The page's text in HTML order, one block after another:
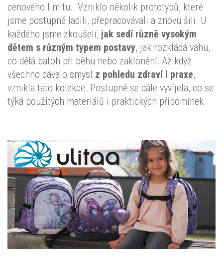
cenového limitu. Vzniklo několik prototypů, které
jsme postupně ladili, přepracovávali a znovu šili. U
každého jsme zkoušeli, jak sedí různě vysokým
dětem s různým typem postavy, jak rozkládá váhu,
co dělá batoh při běhu nebo zaklonění. Až když
všechno dávalo smysl z pohledu zdraví i praxe,
vznikla tato kolekce. Postupně se dále vyvíjela, co se
týká použitých materiálů i praktických připomínek.